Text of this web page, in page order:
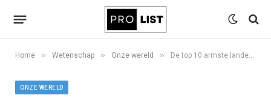
Home » Wetenschap » Onze wereld » De top 10 armste landen ter wereld – Een diepgaande blik op de realiteit van economische ontwikkeling
ONZE WERELD